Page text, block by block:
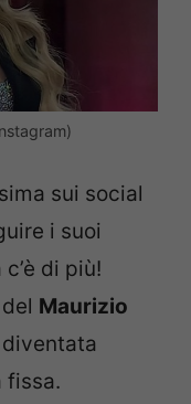
sui social
i suoi
di più!
Maurizio
fissa.